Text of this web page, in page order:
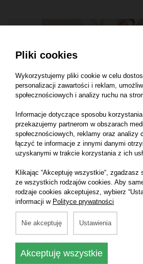
Siatkowa torba na zakupy z
Pliki cookies
Wykorzystujemy pliki cookie w celu
personalizacji zawartości i reklam,
społecznościowych i analizy ruchu na
Informacje dotyczące sposobu
przekazujemy partnerom w obszarach
społecznościowych, reklamy oraz analizy
łączyć te informacje z innymi danymi
uzyskanymi w trakcie korzystania z ich
Klikając “Akceptuję wszystkie“, zgadzasz
ze wszystkich rodzajów cookies. Aby
rodzaje cookies akceptujesz, wybierz
informacji w Polityce prywatności
Nie akceptuję Ustawienia
Akceptuję wszystkie